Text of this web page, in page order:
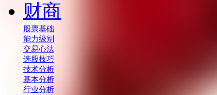
财商
股票基础
能力级别
交易心法
选股技巧
技术分析
基本分析
行业分析